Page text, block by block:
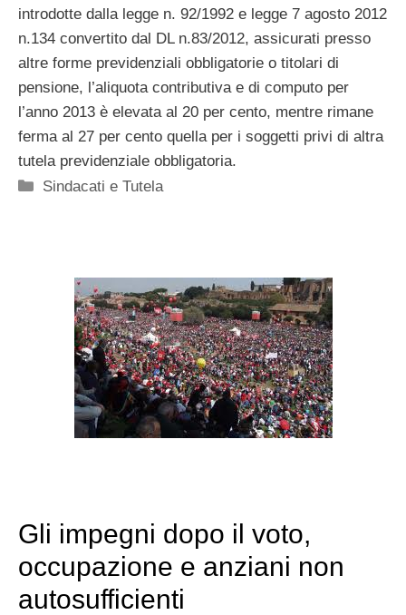
introdotte dalla legge n. 92/1992 e legge 7 agosto 2012
n.134 convertito dal DL n.83/2012, assicurati presso
altre forme previdenziali obbligatorie o titolari di
pensione, l’aliquota contributiva e di computo per
l’anno 2013 è elevata al 20 per cento, mentre rimane
ferma al 27 per cento quella per i soggetti privi di altra
tutela previdenziale obbligatoria.
Categorie
Sindacati e Tutela
Gli impegni dopo il voto,
occupazione e anziani non
autosufficienti